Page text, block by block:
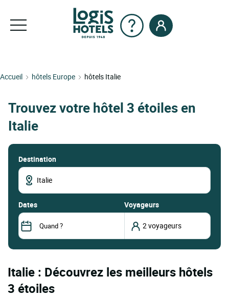
Accueil hôtels Europe hôtels Italie
Trouvez votre hôtel 3 étoiles en
Italie
Destination
dates Voyageurs
Italie : Découvrez les meilleurs hôtels
3 étoiles